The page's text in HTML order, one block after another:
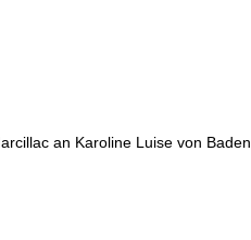
an Karoline Luise von Baden,